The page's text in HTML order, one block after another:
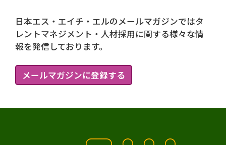
日本エス・エイチ・エルのメールマガジンではタ
レントマネジメント・人材採用に関する様々な情
報を発信しております。
メールマガジンに登録する